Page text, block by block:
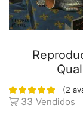
(2
33 Vendidos